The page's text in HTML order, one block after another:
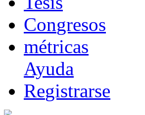
Congresos
métricas
Ayuda
Registrarse